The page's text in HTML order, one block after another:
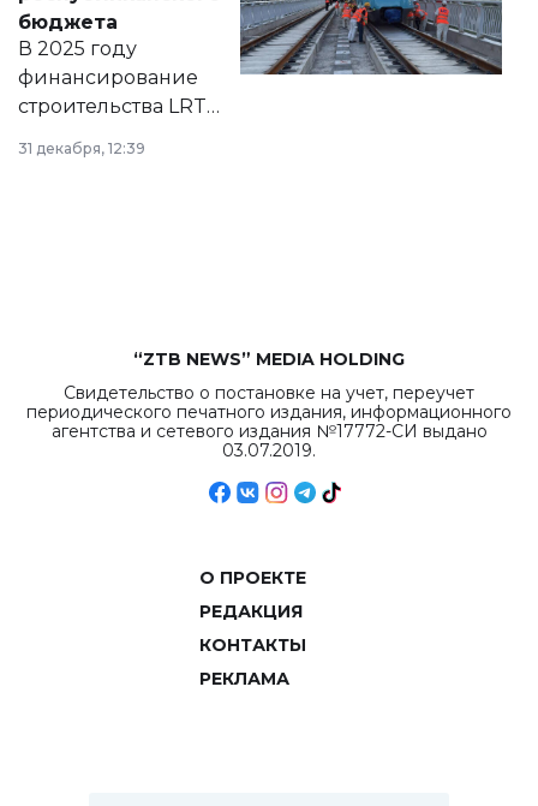
правовых актов и
на сайте маслихат
города.
бюджета
В 2025 году
финансирование
строительства LRT
в Астане из
республиканского
31 декабря, 12:39
“ZTB NEWS” MEDIA HOLDING
Свидетельство о постановке на учет, переучет
периодического печатного издания, информационного
агентства и сетевого издания №17772-СИ выдано
03.07.2019.
О ПРОЕКТЕ
РЕДАКЦИЯ
КОНТАКТЫ
РЕКЛАМА